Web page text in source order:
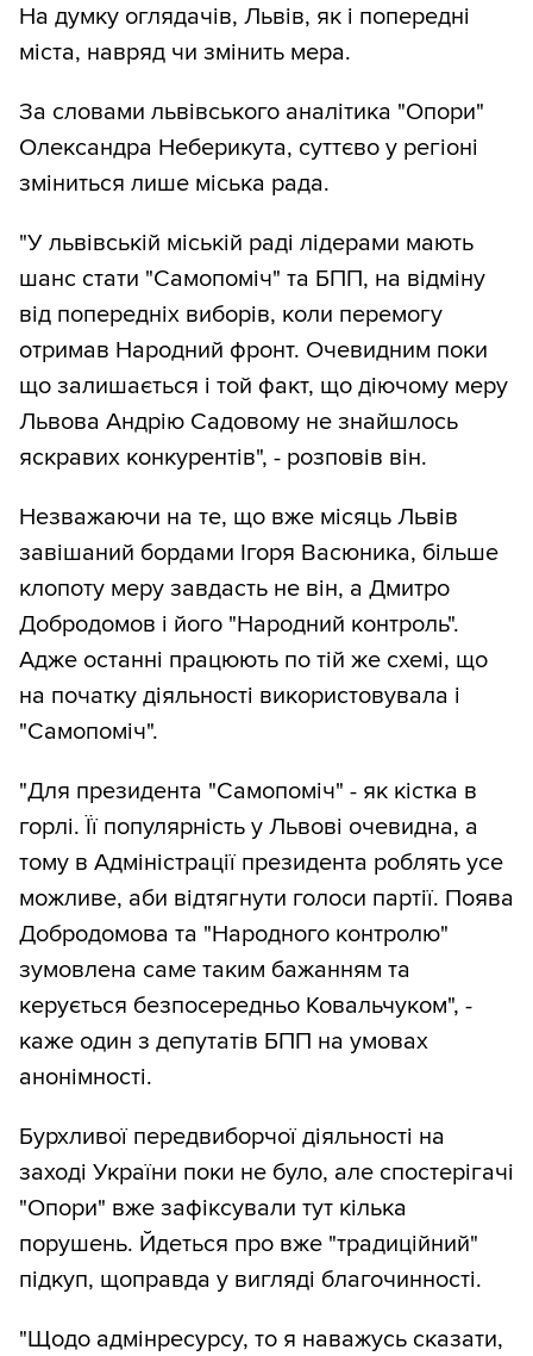
На думку оглядачів, Львів, як і попередні
міста, навряд чи змінить мера.
За словами львівського аналітика "Опори"
Олександра Неберикута, суттєво у регіоні
зміниться лише міська рада.
"У львівській міській раді лідерами мають
шанс стати "Самопоміч" та БПП, на відміну
від попередніх виборів, коли перемогу
отримав Народний фронт. Очевидним поки
що залишається і той факт, що діючому меру
Львова Андрію Садовому не знайшлось
яскравих конкурентів", - розповів він.
Незважаючи на те, що вже місяць Львів
завішаний бордами Ігоря Васюника, більше
клопоту меру завдасть не він, а Дмитро
Добродомов і його "Народний контроль".
Адже останні працюють по тій же схемі, що
на початку діяльності використовувала і
"Самопоміч".
"Для президента "Самопоміч" - як кістка в
горлі. Її популярність у Львові очевидна, а
тому в Адміністрації президента роблять усе
можливе, аби відтягнути голоси партії. Поява
Добродомова та "Народного контролю"
зумовлена саме таким бажанням та
керується безпосередньо Ковальчуком", -
каже один з депутатів БПП на умовах
анонімності.
Бурхливої передвиборчої діяльності на
заході України поки не було, але спостерігачі
"Опори" вже зафіксували тут кілька
порушень. Йдеться про вже "традиційний"
підкуп, щоправда у вигляді благочинності.
"Щодо адмінресурсу, то я наважусь сказати,